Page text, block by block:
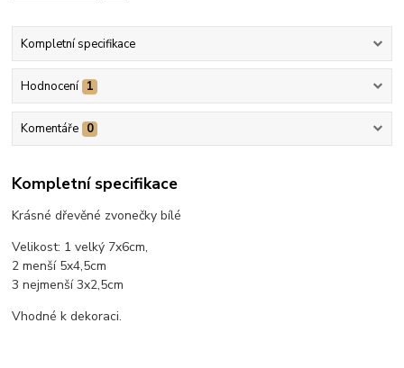
Kompletní specifikace
Hodnocení 1
Komentáře 0
Kompletní specifikace
Krásné dřevěné zvonečky bílé
Velikost: 1 velký 7x6cm,
2 menší 5x4,5cm
3 nejmenší 3x2,5cm
Vhodné k dekoraci.